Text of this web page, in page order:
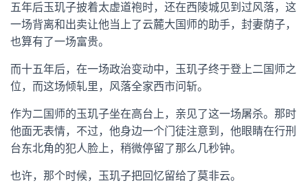
五年后玉玑子披着太虚道袍时，还在西陵城见到过风落，这
一场背离和出卖让他当上了云麓大国师的助手，封妻荫子，
也算有了一场富贵。
而十五年后，在一场政治变动中，玉玑子终于登上二国师之
位，而这场倾轧里，风落全家西市问斩。
作为二国师的玉玑子坐在高台上，亲见了这一场屠杀。那时
他面无表情，不过，他身边一个门徒注意到，他眼睛在行刑
台东北角的犯人脸上，稍微停留了那么几秒钟。
也许，那个时候，玉玑子把回忆留给了莫非云。